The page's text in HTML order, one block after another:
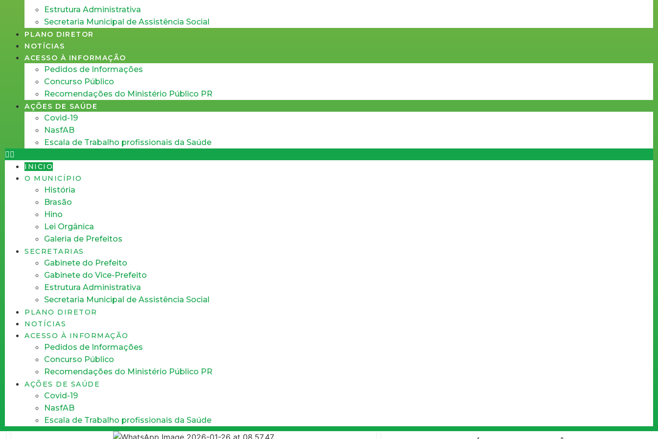
Estrutura Administrativa
Secretaria Municipal de Assistência Social
PLANO DIRETOR
NOTÍCIAS
ACESSO À INFORMAÇÃO
Pedidos de Informações
Concurso Público
Recomendações do Ministério Público PR
AÇÕES DE SAÚDE
Covid-19
NasfAB
Escala de Trabalho profissionais da Saúde
INICIO
O MUNICÍPIO
História
Brasão
Hino
Lei Orgânica
Galeria de Prefeitos
SECRETARIAS
Gabinete do Prefeito
Gabinete do Vice-Prefeito
Estrutura Administrativa
Secretaria Municipal de Assistência Social
PLANO DIRETOR
NOTÍCIAS
ACESSO À INFORMAÇÃO
Pedidos de Informações
Concurso Público
Recomendações do Ministério Público PR
AÇÕES DE SAÚDE
Covid-19
NasfAB
Escala de Trabalho profissionais da Saúde